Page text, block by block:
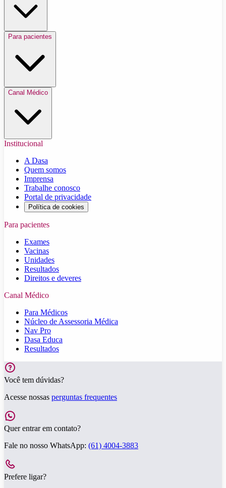
Para pacientes
Canal Médico
Institucional
A Dasa
Quem somos
Imprensa
Trabalhe conosco
Portal de privacidade
Política de cookies
Para pacientes
Exames
Vacinas
Unidades
Resultados
Direitos e deveres
Canal Médico
Para Médicos
Núcleo de Assessoria Médica
Nav Pro
Dasa Educa
Resultados
Você tem dúvidas?
Acesse nossas perguntas frequentes
Quer entrar em contato?
Fale no nosso WhatsApp: (61) 4004-3883
Prefere ligar?